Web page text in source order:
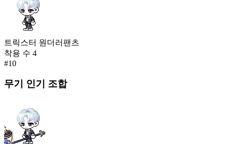
트릭스터 원더러팬츠
착용 수 4
#10
무기 인기 조합